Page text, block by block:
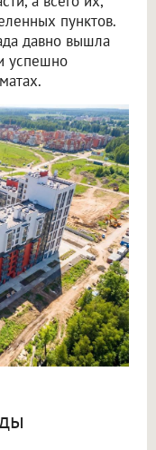
пунктов.
давно вышла
успешно